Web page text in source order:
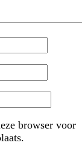
browser voor